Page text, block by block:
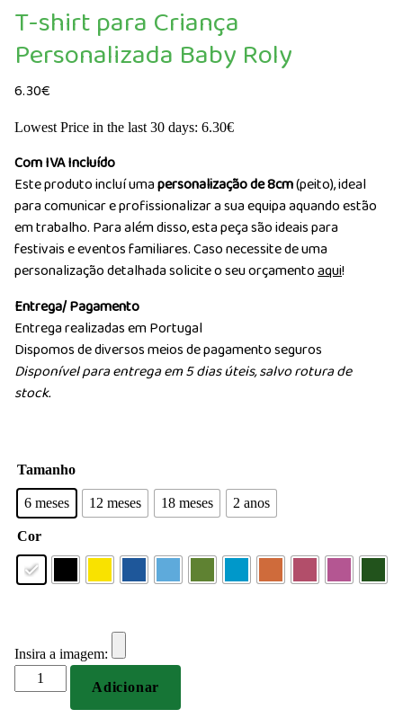
T-shirt para Criança
Personalizada Baby Roly
6.30€
Lowest Price in the last 30 days: 6.30€
Com IVA Incluído
Este produto incluí umapersonalização de 8cm(peito), ideal
para comunicar e profissionalizar a sua equipa aquando estão
em trabalho. Para além disso, esta peça são ideais para
festivais e eventos familiares. Caso necessite de uma
personalização detalhada solicite o seu orçamentoaqui!
Entrega/ Pagamento
Entrega realizadas em Portugal
Dispomos de diversos meios de pagamento seguros
Disponível para entrega em 5 dias úteis, salvo rotura de
stock.
Tamanho
6 meses 12 meses 18 meses 2 anos
Cor
Insira a imagem:
Quantidade
de
Adicionar